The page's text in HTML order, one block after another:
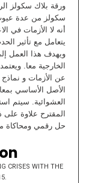
ورقة بلاك سكولز
سكولز من عدة
أنه لا الأزمات في
يتعامل مع تأثير
ويهدف هذا العمل
الخارجية معا.
عن الأزمات و
الأصل الأساسي
العشوائية. سيتم
المقترح علاوة
حل رقمي ومحاكاة
CRISES WITH THE